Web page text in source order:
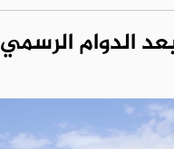
الدوام الرسمي